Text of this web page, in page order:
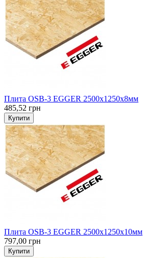
Плита OSB-3 EGGER 2500х1250х8мм
485,52 грн
Купити
Плита OSB-3 EGGER 2500х1250х10мм
797,00 грн
Купити